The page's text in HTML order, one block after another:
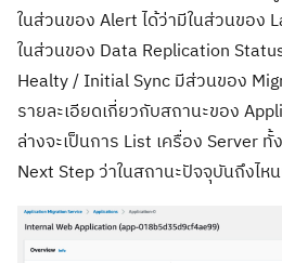
ในส่วนของ Alert ได้ว่ามีในส่วนของ
ในส่วนของ Data Replication
Healty / Initial Sync มีส่วนของ
รายละเอียดเกี่ยวกับสถานะของ
ล่างจะเป็นการ List เครื่อง Server
Next Step ว่าในสถานะปัจจุบันถึงไห